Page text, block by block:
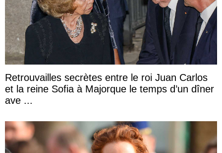
Retrouvailles secrètes entre le roi Juan Carlos
et la reine Sofia à Majorque le temps d’un dîner
ave ...